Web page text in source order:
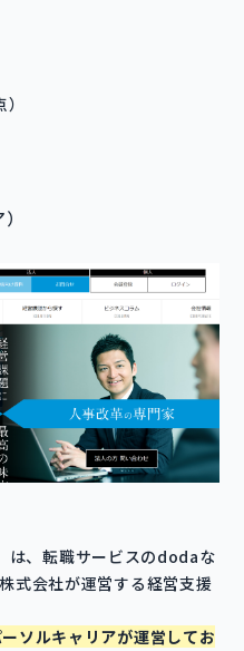
は、転職サービスのdodaな
式会社が運営する経営支援
ソルキャリアが運営してお